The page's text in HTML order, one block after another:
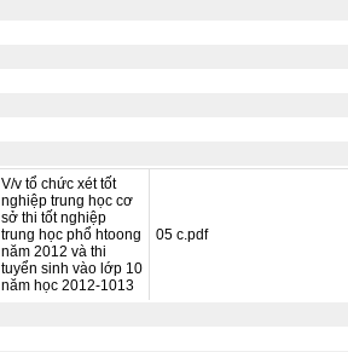
V/v tổ chức xét tốt
nghiệp trung học cơ
sở thi tốt nghiệp
trung học phổ htoong
năm 2012 và thi
tuyển sinh vào lớp 10
năm học 2012-1013
05 c.pdf